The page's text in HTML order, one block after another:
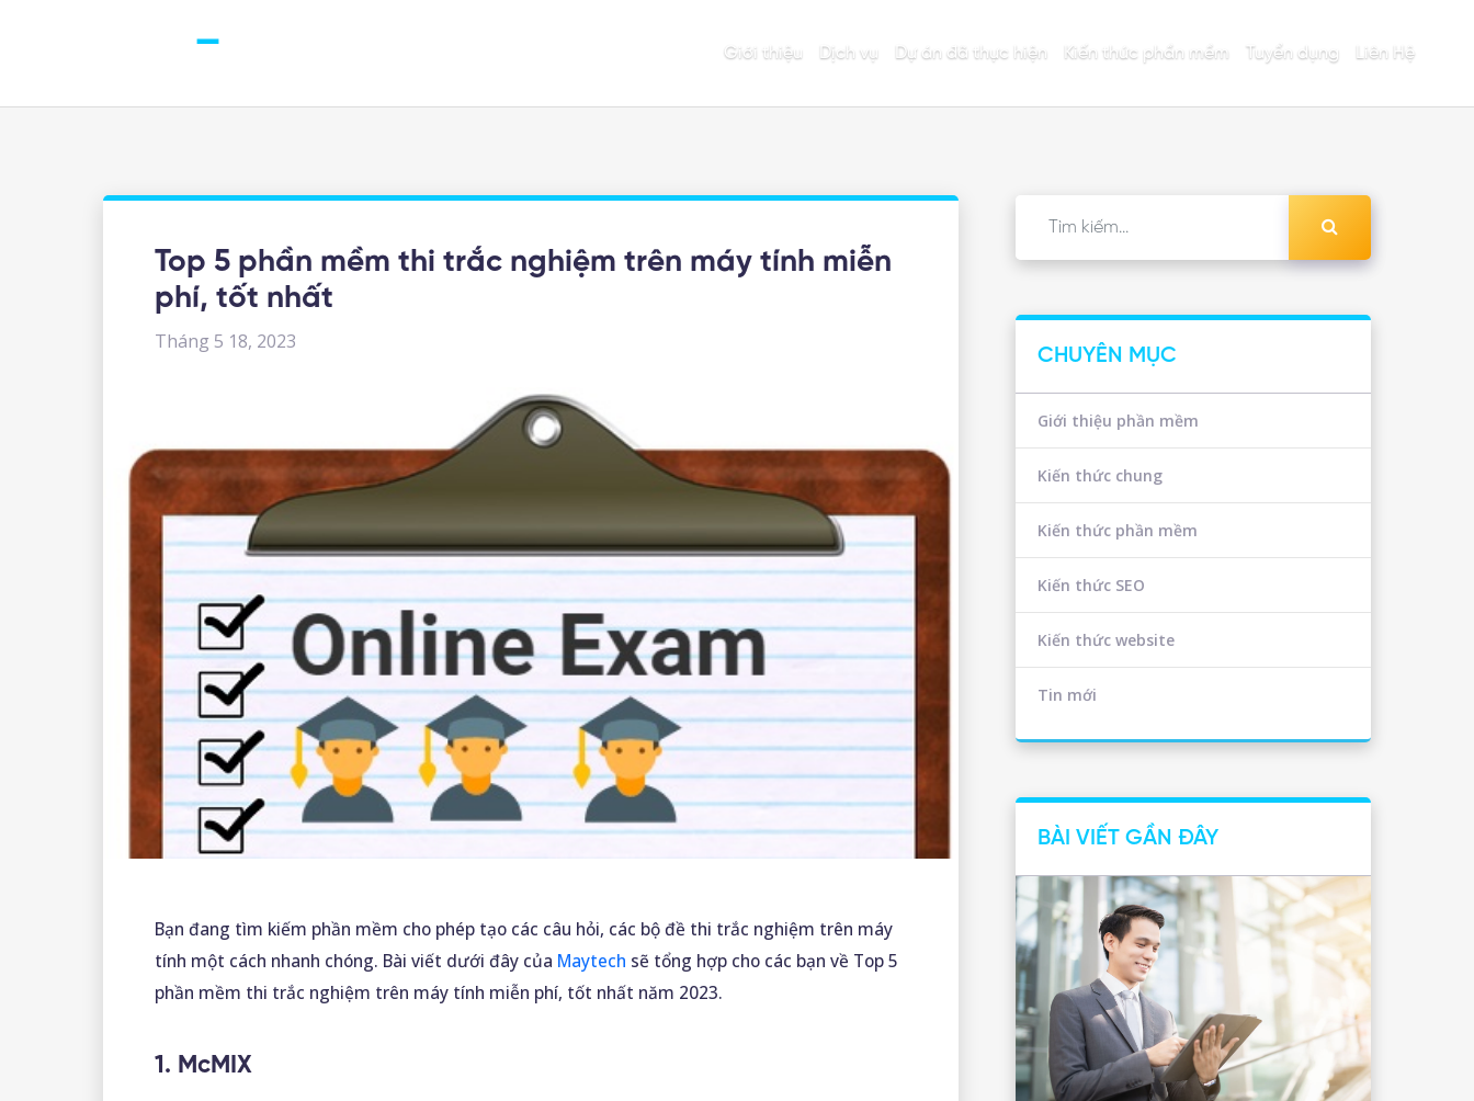
Giới thiệu Dịch vụ Dự án đã thực hiện Kiến thức phần mềm Tuyển dụng Liên Hệ
Top 5 phần mềm thi trắc nghiệm trên máy tính miễn
phí, tốt nhất
Tháng 5 18, 2023
Bạn đang tìm kiếm phần mềm cho phép tạo các câu hỏi, các bộ đề thi trắc nghiệm trên máy
tính một cách nhanh chóng. Bài viết dưới đây của Maytech sẽ tổng hợp cho các bạn về Top 5
phần mềm thi trắc nghiệm trên máy tính miễn phí, tốt nhất năm 2023.
1. McMIX
CHUYÊN MỤC
Giới thiệu phần mềm
Kiến thức chung
Kiến thức phần mềm
Kiến thức SEO
Kiến thức website
Tin mới
BÀI VIẾT GẦN ĐÂY